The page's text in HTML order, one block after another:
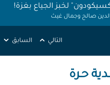
لخبز الجياع بغزة!
الدين صالح وجمال غيث
نظافة في الظل.. لا حقوق ولا
غزة قنابل موقوتة.. خَرابٌ نَخَر
التالي السابق
حـرة